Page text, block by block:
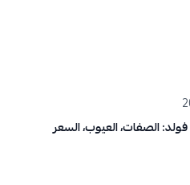
الصفات، العيوب، السعر